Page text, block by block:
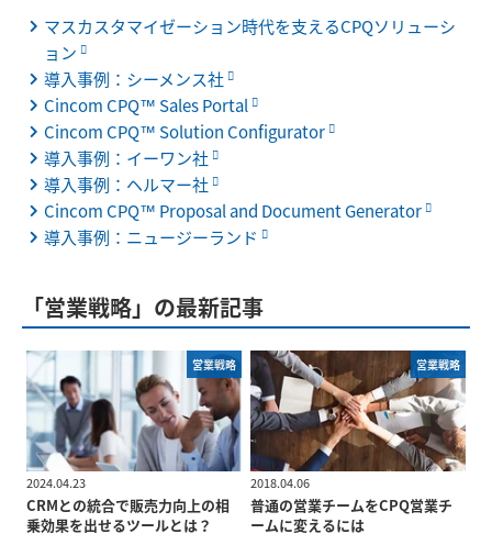
マスカスタマイゼーション時代を支えるCPQソリューシ
ョン
導入事例：シーメンス社
Cincom CPQ™ Sales Portal
Cincom CPQ™ Solution Configurator
導入事例：イーワン社
導入事例：ヘルマー社
Cincom CPQ™ Proposal and Document Generator
導入事例：ニュージーランド
「営業戦略」の最新記事
営業戦略
2024.04.23
CRMとの統合で販売力向上の相
乗効果を出せるツールとは？
営業戦略
2018.04.06
普通の営業チームをCPQ営業チ
ームに変えるには